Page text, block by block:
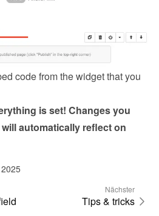
code from the widget that you
is set! Changes you
automatically reflect on
Nächster
Tips & tricks